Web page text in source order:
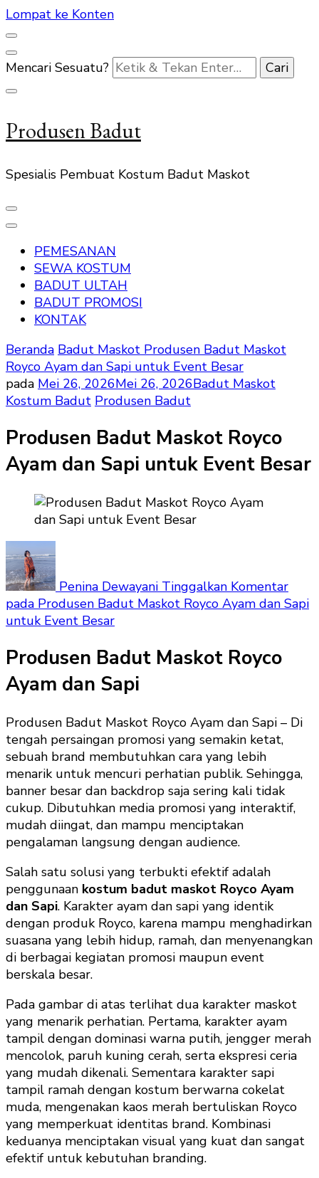
Lompat ke Konten
Mencari Sesuatu?
Produsen Badut
Spesialis Pembuat Kostum Badut Maskot
PEMESANAN
SEWA KOSTUM
BADUT ULTAH
BADUT PROMOSI
KONTAK
Beranda Badut Maskot Produsen Badut Maskot
Royco Ayam dan Sapi untuk Event Besar
pada Mei 26, 2026Mei 26, 2026Badut Maskot
Kostum Badut Produsen Badut
Produsen Badut Maskot Royco
Ayam dan Sapi untuk Event Besar
Penina Dewayani Tinggalkan Komentar
pada Produsen Badut Maskot Royco Ayam dan Sapi
untuk Event Besar
Produsen Badut Maskot Royco
Ayam dan Sapi
Produsen Badut Maskot Royco Ayam dan Sapi – Di
tengah persaingan promosi yang semakin ketat,
sebuah brand membutuhkan cara yang lebih
menarik untuk mencuri perhatian publik. Sehingga,
banner besar dan backdrop saja sering kali tidak
cukup. Dibutuhkan media promosi yang interaktif,
mudah diingat, dan mampu menciptakan
pengalaman langsung dengan audience.
Salah satu solusi yang terbukti efektif adalah
penggunaan kostum badut maskot Royco Ayam
dan Sapi. Karakter ayam dan sapi yang identik
dengan produk Royco, karena mampu menghadirkan
suasana yang lebih hidup, ramah, dan menyenangkan
di berbagai kegiatan promosi maupun event
berskala besar.
Pada gambar di atas terlihat dua karakter maskot
yang menarik perhatian. Pertama, karakter ayam
tampil dengan dominasi warna putih, jengger merah
mencolok, paruh kuning cerah, serta ekspresi ceria
yang mudah dikenali. Sementara karakter sapi
tampil ramah dengan kostum berwarna cokelat
muda, mengenakan kaos merah bertuliskan Royco
yang memperkuat identitas brand. Kombinasi
keduanya menciptakan visual yang kuat dan sangat
efektif untuk kebutuhan branding.